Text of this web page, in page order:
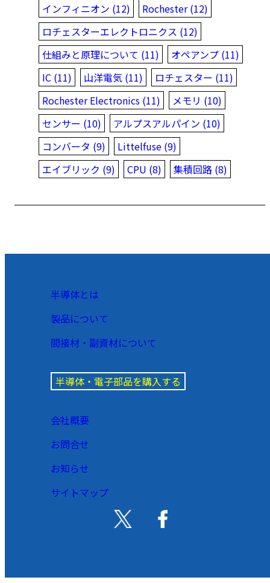
インフィニオン (12)
Rochester (12)
ロチェスターエレクトロニクス (12)
仕組みと原理について (11)
オペアンプ (11)
IC (11)
山洋電気 (11)
ロチェスター (11)
Rochester Electronics (11)
メモリ (10)
センサー (10)
アルプスアルパイン (10)
コンバータ (9)
Littelfuse (9)
エイブリック (9)
CPU (8) 集積回路 (8)
半導体とは
製品について
間接材・副資材について
半導体・電子部品を購入する
会社概要
お問合せ
お知らせ
サイトマップ